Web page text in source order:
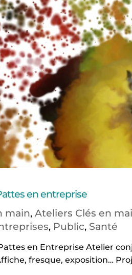
en entreprise
main, Ateliers Clés en
, Public, Santé
en Entreprise Atelier
fresque, exposition…